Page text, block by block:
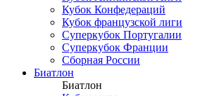
Кубок Конфедераций
Кубок французской лиги
Суперкубок Португалии
Суперкубок Франции
Сборная России
Биатлон
Биатлон